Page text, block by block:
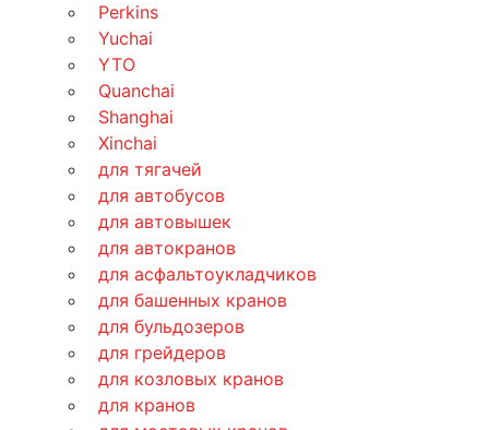
Perkins
Yuchai
YTO
Quanchai
Shanghai
Xinchai
для тягачей
для автобусов
для автовышек
для автокранов
для асфальтоукладчиков
для башенных кранов
для бульдозеров
для грейдеров
для козловых кранов
для кранов